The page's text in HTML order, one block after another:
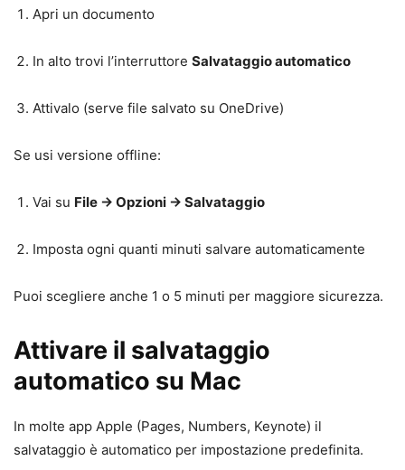
Apri un documento
In alto trovi l’interruttore Salvataggio automatico
Attivalo (serve file salvato su OneDrive)
Se usi versione offline:
Vai su File → Opzioni → Salvataggio
Imposta ogni quanti minuti salvare automaticamente
Puoi scegliere anche 1 o 5 minuti per maggiore sicurezza.
Attivare il salvataggio
automatico su Mac
In molte app Apple (Pages, Numbers, Keynote) il
salvataggio è automatico per impostazione predefinita.